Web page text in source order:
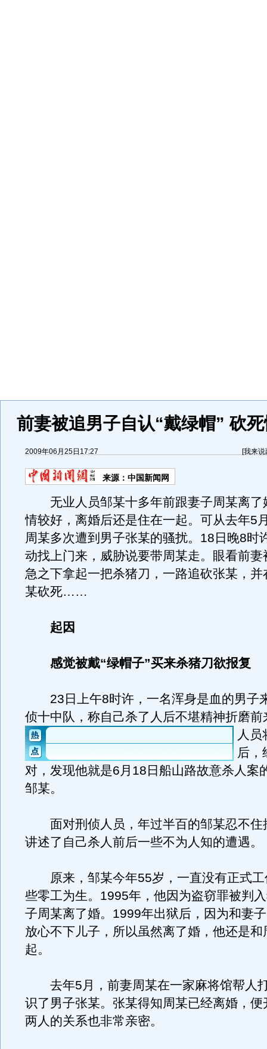
前妻被追男子自认“戴绿帽” 砍
2009年06月25日17:27 [我来说
来源： 中国新闻网
无业人员邹某十多年前跟妻子周某离了
情较好，离婚后还是住在一起。可从去年5
周某多次遭到男子张某的骚扰。18日晚8时
动找上门来，威胁说要带周某走。眼看前妻
急之下拿起一把杀猪刀，一路追砍张某，并
某砍死……
起因
感觉被戴“绿帽子”买来杀猪刀欲报复
23日上午8时许，一名浑身是血的男子
侦十中队，称自己杀了人后不堪精神折磨前
人员
后，
对，发现他就是6月18日船山路故意杀人案
邹某。
面对刑侦人员，年过半百的邹某忍不住
讲述了自己杀人前后一些不为人知的遭遇。
原来，邹某今年55岁，一直没有正式工
些零工为生。1995年，他因为盗窃罪被判
子周某离了婚。1999年出狱后，因为和妻
放心不下儿子，所以虽然离了婚，他还是和
起。
去年5月，前妻周某在一家麻将馆帮人
识了男子张某。张某得知周某已经离婚，便
两人的关系也非常亲密。